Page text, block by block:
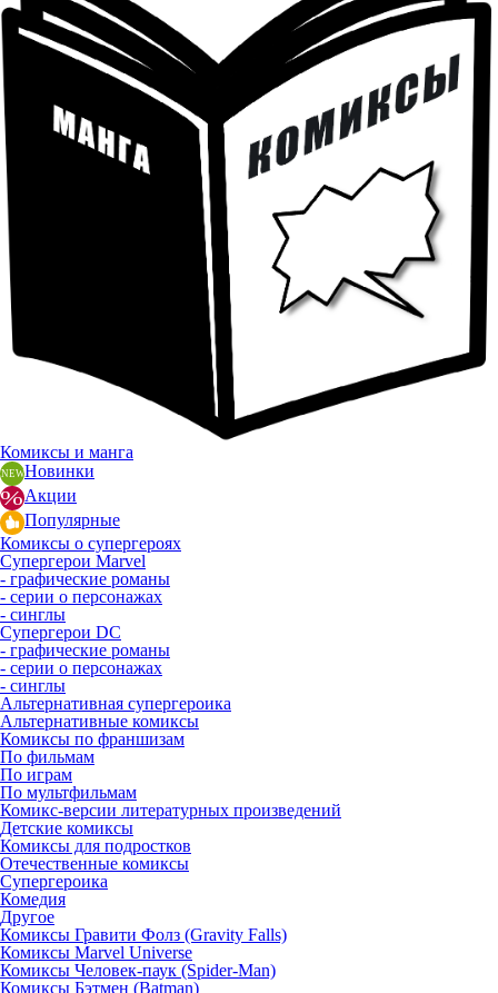
Комиксы и манга
Новинки
Акции
Популярные
Комиксы о супергероях
Супергерои Marvel
- графические романы
- серии о персонажах
- синглы
Супергерои DC
- графические романы
- серии о персонажах
- синглы
Альтернативная супергероика
Альтернативные комиксы
Комиксы по франшизам
По фильмам
По играм
По мультфильмам
Комикс-версии литературных произведений
Детские комиксы
Комиксы для подростков
Отечественные комиксы
Супергероика
Комедия
Другое
Комиксы Гравити Фолз (Gravity Falls)
Комиксы Marvel Universe
Комиксы Человек-паук (Spider-Man)
Комиксы Бэтмен (Batman)